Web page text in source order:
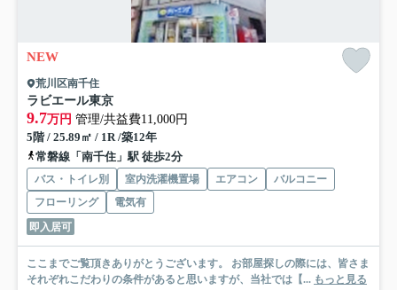
NEW
荒川区南千住
ラビエール東京
9.7万円 管理/共益費11,000円
5階 / 25.89㎡ / 1R /築12年
常磐線「南千住」駅 徒歩2分
バス・トイレ別 室内洗濯機置場 エアコン
バルコニー
フローリング
電気有
即入居可
ここまでご覧頂きありがとうございます。 お部屋探しの際には、皆さま
それぞれこだわりの条件があると思いますが、当社では【... もっと見る